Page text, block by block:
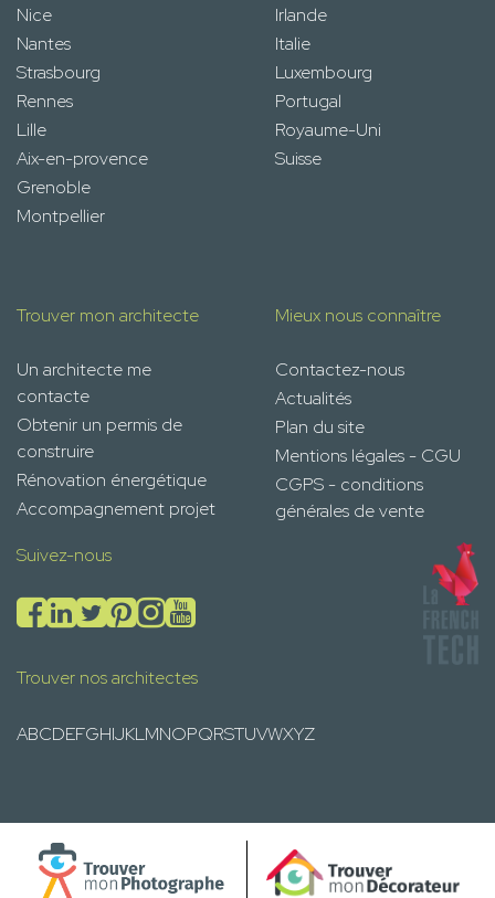
Nice
Nantes
Strasbourg
Rennes
Lille
Aix-en-provence
Grenoble
Montpellier
Irlande
Italie
Luxembourg
Portugal
Royaume-Uni
Suisse
Trouver mon architecte
Un architecte me
contacte
Obtenir un permis de
construire
Rénovation énergétique
Accompagnement projet
Mieux nous connaître
Contactez-nous
Actualités
Plan du site
Mentions légales - CGU
CGPS - conditions
générales de vente
Suivez-nous
Trouver nos architectes
ABCDEFGHIJKLMNOPQRSTUVWXYZ